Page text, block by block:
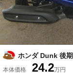
ホンダ Dunk 後期
本体価格 24.2万円